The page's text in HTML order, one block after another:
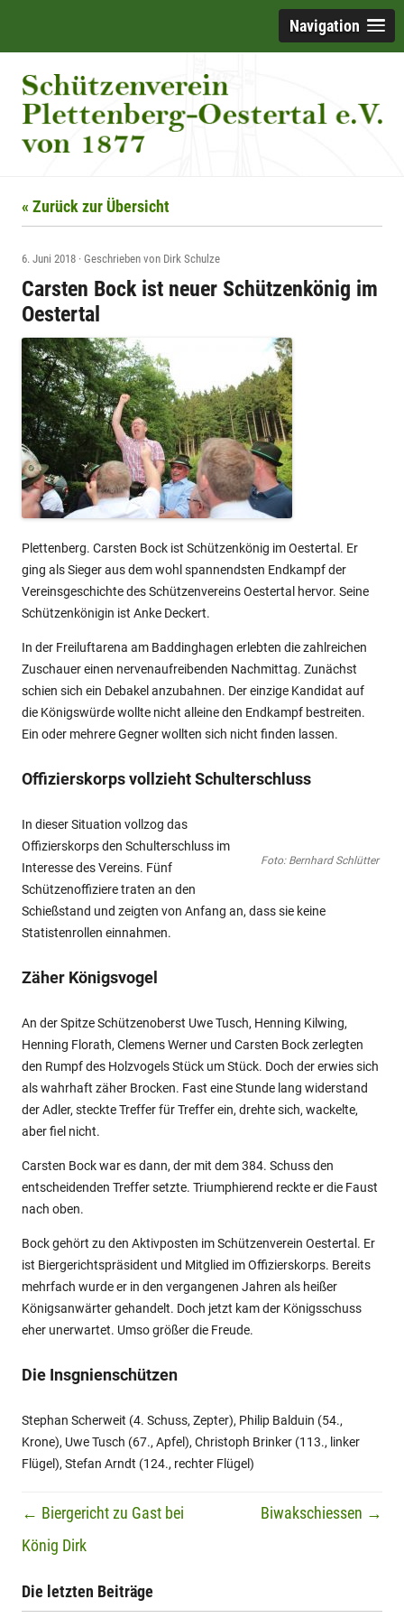
Navigation
« Zurück zur Übersicht
6. Juni 2018 · Geschrieben von Dirk Schulze
Carsten Bock ist neuer Schützenkönig im
Oestertal
Plettenberg. Carsten Bock ist Schützenkönig im Oestertal. Er
ging als Sieger aus dem wohl spannendsten Endkampf der
Vereinsgeschichte des Schützenvereins Oestertal hervor. Seine
Schützenkönigin ist Anke Deckert.
In der Freiluftarena am Baddinghagen erlebten die zahlreichen
Zuschauer einen nervenaufreibenden Nachmittag. Zunächst
schien sich ein Debakel anzubahnen. Der einzige Kandidat auf
die Königswürde wollte nicht alleine den Endkampf bestreiten.
Ein oder mehrere Gegner wollten sich nicht finden lassen.
Offizierskorps vollzieht Schulterschluss
Foto: Bernhard Schlütter
In dieser Situation vollzog das
Offizierskorps den Schulterschluss im
Interesse des Vereins. Fünf
Schützenoffiziere traten an den
Schießstand und zeigten von Anfang an, dass sie keine
Statistenrollen einnahmen.
Zäher Königsvogel
An der Spitze Schützenoberst Uwe Tusch, Henning Kilwing,
Henning Florath, Clemens Werner und Carsten Bock zerlegten
den Rumpf des Holzvogels Stück um Stück. Doch der erwies sich
als wahrhaft zäher Brocken. Fast eine Stunde lang widerstand
der Adler, steckte Treffer für Treffer ein, drehte sich, wackelte,
aber fiel nicht.
Carsten Bock war es dann, der mit dem 384. Schuss den
entscheidenden Treffer setzte. Triumphierend reckte er die Faust
nach oben.
Bock gehört zu den Aktivposten im Schützenverein Oestertal. Er
ist Biergerichtspräsident und Mitglied im Offizierskorps. Bereits
mehrfach wurde er in den vergangenen Jahren als heißer
Königsanwärter gehandelt. Doch jetzt kam der Königsschuss
eher unerwartet. Umso größer die Freude.
Die Insgnienschützen
Stephan Scherweit (4. Schuss, Zepter), Philip Balduin (54.,
Krone), Uwe Tusch (67., Apfel), Christoph Brinker (113., linker
Flügel), Stefan Arndt (124., rechter Flügel)
Beitrags-Navigation
← Biergericht zu Gast bei
König Dirk
Biwakschiessen →
Die letzten Beiträge